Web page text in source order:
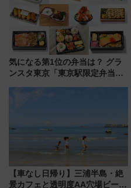
気になる第1位の弁当は？ グラ
ンスタ東京「東京駅限定弁当
【車なし日帰り】三浦半島・絶
景カフェと透明度AA穴場ビーチ